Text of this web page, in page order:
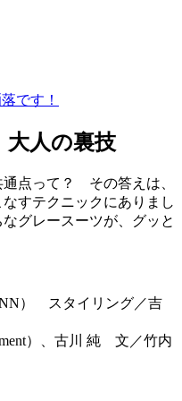
です！
大人の裏技
点って？ その答えは、
すテクニックにありまし
グレースーツが、グッと
） スタイリング／吉
）、古川 純 文／竹内